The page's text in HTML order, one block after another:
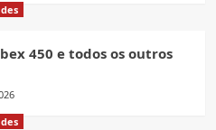
450 e todos os outros